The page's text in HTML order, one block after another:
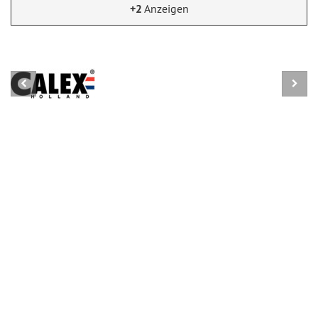
+2 Anzeigen